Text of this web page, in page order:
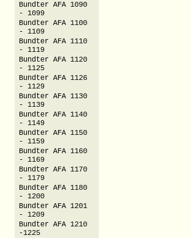
Bundter AFA 1090
- 1099
Bundter AFA 1100
- 1109
Bundter AFA 1110
- 1119
Bundter AFA 1120
- 1125
Bundter AFA 1126
- 1129
Bundter AFA 1130
- 1139
Bundter AFA 1140
- 1149
Bundter AFA 1150
- 1159
Bundter AFA 1160
- 1169
Bundter AFA 1170
- 1179
Bundter AFA 1180
- 1200
Bundter AFA 1201
- 1209
Bundter AFA 1210
-1225